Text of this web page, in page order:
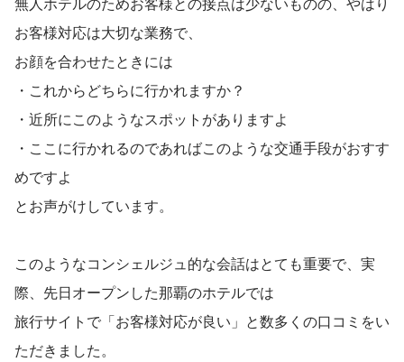
お客様対応は大切な業務で、
お顔を合わせたときには
・これからどちらに行かれますか？
・近所にこのようなスポットがありますよ
・ここに行かれるのであればこのような交通手段がおすす
めですよ
とお声がけしています。
このようなコンシェルジュ的な会話はとても重要で、実
際、先日オープンした那覇のホテルでは
旅行サイトで「お客様対応が良い」と数多くの口コミをい
ただきました。